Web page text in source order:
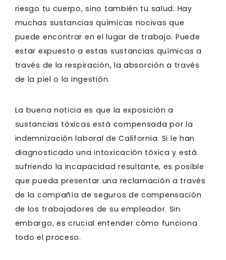
riesgo tu cuerpo, sino también tu salud. Hay
muchas sustancias químicas nocivas que
puede encontrar en el lugar de trabajo. Puede
estar expuesto a estas sustancias químicas a
través de la respiración, la absorción a través
de la piel o la ingestión.
La buena noticia es que la exposición a
sustancias tóxicas está compensada por la
indemnización laboral de California. Si le han
diagnosticado una intoxicación tóxica y está
sufriendo la incapacidad resultante, es posible
que pueda presentar una reclamación a través
de la compañía de seguros de compensación
de los trabajadores de su empleador. Sin
embargo, es crucial entender cómo funciona
todo el proceso.